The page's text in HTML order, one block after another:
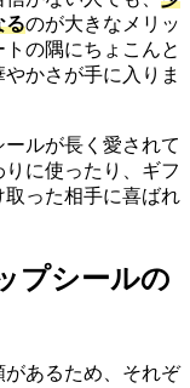
るのが大きなメリッ
の隅にちょこんと
かさが手に入りま
ルが長く愛されて
に使ったり、ギフ
取った相手に喜ばれ
プシールの
あるため、それぞ